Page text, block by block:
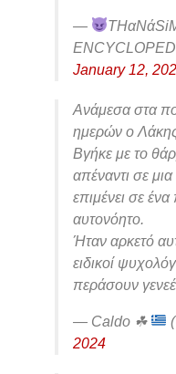
—
January 12,
Ανάμεσα στα
ημερών ο
Βγήκε με το
απέναντι σε
επιμένει σε
αυτονόητο.
Ήταν αρκετό
ειδικοί
περάσουν
— Caldo ☘
2024